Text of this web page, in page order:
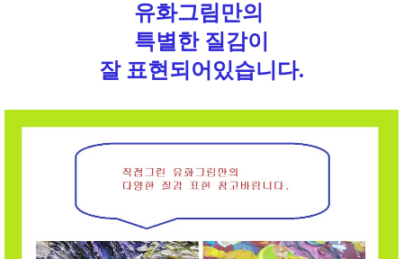
유화그림만의
특별한 질감이
잘 표현되어있습니다.